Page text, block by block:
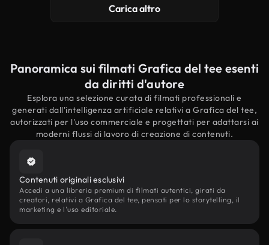
Carica altro
Panoramica sui filmati Grafica del tee esenti
da diritti d'autore
Esplora una selezione curata di filmati professionali e
generati dall'intelligenza artificiale relativi a Grafica del tee,
autorizzati per l'uso commerciale e progettati per adattarsi ai
moderni flussi di lavoro di creazione di contenuti.
Contenuti originali esclusivi
Accedi a una libreria premium di filmati autentici, girati da
creatori, relativi a Grafica del tee, pensati per lo storytelling, il
marketing e l'uso editoriale.